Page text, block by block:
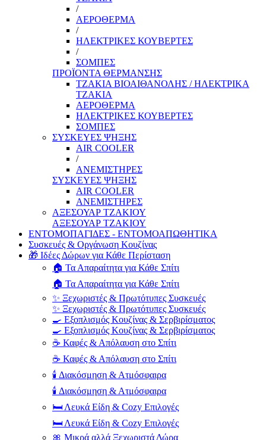
/
ΑΕΡΟΘΕΡΜΑ
/
ΗΛΕΚΤΡΙΚΕΣ ΚΟΥΒΕΡΤΕΣ
/
ΣΟΜΠΕΣ
ΠΡΟΪΟΝΤΑ ΘΕΡΜΑΝΣΗΣ
ΤΖΑΚΙΑ ΒΙΟΑΙΘΑΝΟΛΗΣ / ΗΛΕΚΤΡΙΚΑ
ΤΖΑΚΙΑ
ΑΕΡΟΘΕΡΜΑ
ΗΛΕΚΤΡΙΚΕΣ ΚΟΥΒΕΡΤΕΣ
ΣΟΜΠΕΣ
ΣΥΣΚΕΥΕΣ ΨΗΞΗΣ
AIR COOLER
/
ΑΝΕΜΙΣΤΗΡΕΣ
ΣΥΣΚΕΥΕΣ ΨΗΞΗΣ
AIR COOLER
ΑΝΕΜΙΣΤΗΡΕΣ
ΑΞΕΣΟΥΑΡ ΤΖΑΚΙΟΥ
ΑΞΕΣΟΥΑΡ ΤΖΑΚΙΟΥ
ΕΝΤΟΜΟΠΑΓΙΔΕΣ - ΕΝΤΟΜΟΑΠΩΘΗΤΙΚΑ
Συσκευές & Οργάνωση Κουζίνας
🎁 Ιδέες Δώρων για Κάθε Περίσταση
🏠 Τα Απαραίτητα για Κάθε Σπίτι
🏠 Τα Απαραίτητα για Κάθε Σπίτι
✨ Ξεχωριστές & Πρωτότυπες Συσκευές
✨ Ξεχωριστές & Πρωτότυπες Συσκευές
🍳 Εξοπλισμός Κουζίνας & Σερβιρίσματος
🍳 Εξοπλισμός Κουζίνας & Σερβιρίσματος
☕ Καφές & Απόλαυση στο Σπίτι
☕ Καφές & Απόλαυση στο Σπίτι
🕯️ Διακόσμηση & Ατμόσφαιρα
🕯️ Διακόσμηση & Ατμόσφαιρα
🛏️ Λευκά Είδη & Cozy Επιλογές
🛏️ Λευκά Είδη & Cozy Επιλογές
🎀 Μικρά αλλά Ξεχωριστά Δώρα